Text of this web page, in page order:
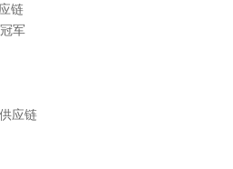
链
军
应链